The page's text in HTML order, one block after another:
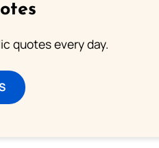
quotes every day.